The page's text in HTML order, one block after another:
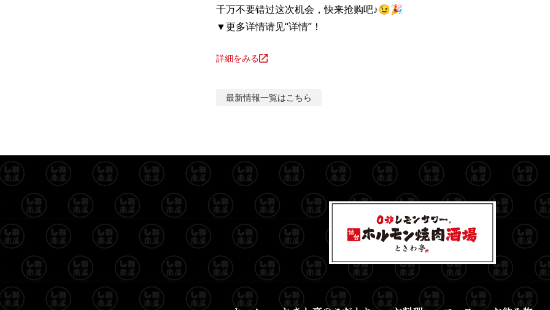
千万不要错过这次机会，快来抢购吧♪😉🎉
▼更多详情请见“详情”！
詳細をみる
最新情報一覧はこちら